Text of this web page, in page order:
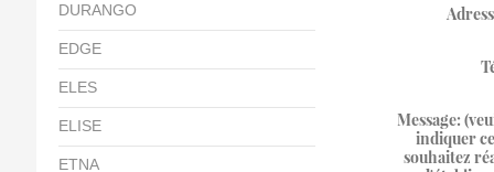
Message:
indiquer
souhaitez
DURANGO
EDGE
ELES
ELISE
ETNA